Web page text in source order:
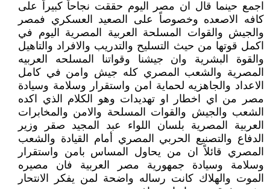
اجمع حينما قال ان مصر اليوم حققت نجاحاً كبيراً على
كافه الاصعده وخصوصاً على الصعيد العسكري فمصر
والجيش والقوات المسلحة العربية المصرية اليوم في
اكمل قوتها من حيث التسليح والتدريب والافراد والتاهيل
والقوة البشرية وان جيشنا وقواتنا المسلحه العربيه
المصرية والشعب المصري كله جيش وامن في كامل
الاعداد والجاهزيه لحماية امن واستقرار وسلامة وسيادة
مصر من اي اخطار او تهديدات وهو الكلام الذي اكده
الشعب والجيش والقوات المسلحة والامن والمخابرات
العربية المصرية بلسان اللواء عبد المجيد صقر وزير
الدفاع والتصنيع الحربي المصري أمام القيادة والشعب
المصري قائلاً ان من يحاول المساس بامن واستقرار
وسلامة وسيادة جمهورية مصر العربية فان مصيره
الموت والهلاك كانت رساله واضحة لمن يفكر الانتحار